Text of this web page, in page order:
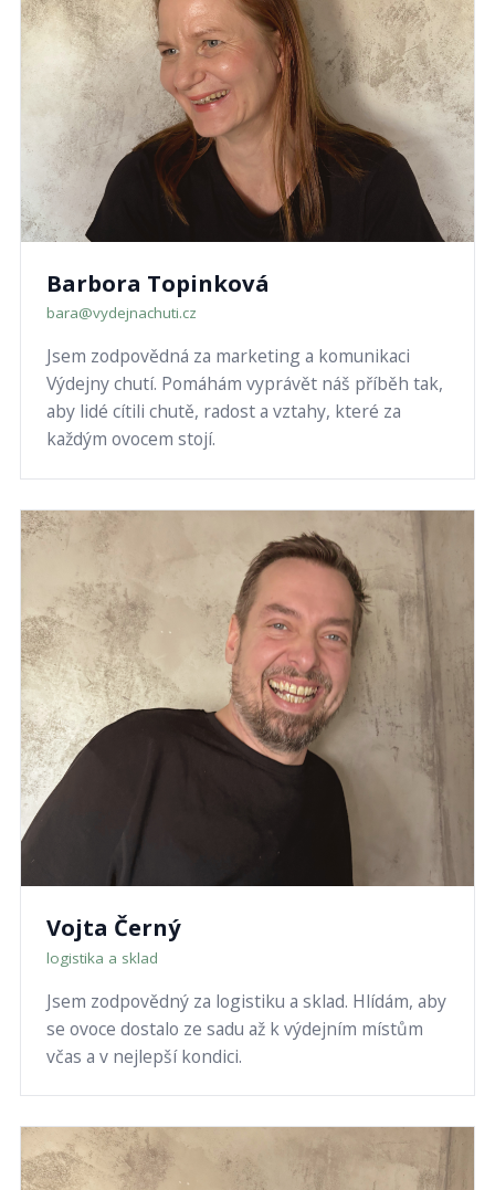
Barbora Topinková
bara@vydejnachuti.cz
Jsem zodpovědná za marketing a komunikaci
Výdejny chutí. Pomáhám vyprávět náš příběh tak,
aby lidé cítili chutě, radost a vztahy, které za
každým ovocem stojí.
Vojta Černý
logistika a sklad
Jsem zodpovědný za logistiku a sklad. Hlídám, aby
se ovoce dostalo ze sadu až k výdejním místům
včas a v nejlepší kondici.